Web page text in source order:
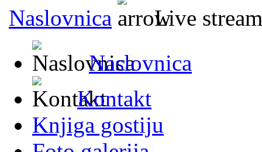
Naslovnica
Live stream
Naslovnica
Kontakt
Knjiga gostiju